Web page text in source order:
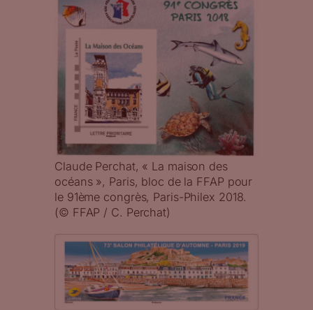
Claude Perchat, « La maison des
océans », Paris, bloc de la FFAP pour
le 91ème congrès, Paris-Philex 2018.
(© FFAP / C. Perchat)